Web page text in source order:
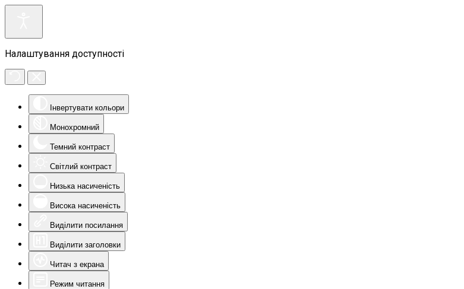
Налаштування доступності
Інвертувати кольори
Монохромний
Темний контраст
Світлий контраст
Низька насиченість
Висока насиченість
Виділити посилання
Виділити заголовки
Читач з екрана
Режим читання